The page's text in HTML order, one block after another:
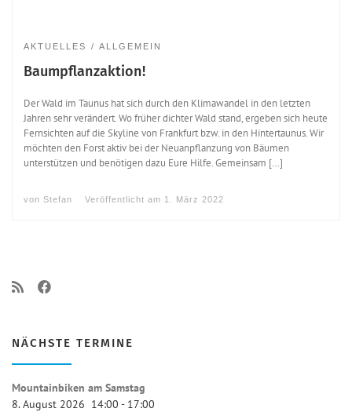
AKTUELLES ALLGEMEIN
Baumpflanzaktion!
Der Wald im Taunus hat sich durch den Klimawandel in den letzten
Jahren sehr verändert. Wo früher dichter Wald stand, ergeben sich heute
Fernsichten auf die Skyline von Frankfurt bzw. in den Hintertaunus. Wir
möchten den Forst aktiv bei der Neuanpflanzung von Bäumen
unterstützen und benötigen dazu Eure Hilfe. Gemeinsam […]
von Stefan Veröffentlicht am 1. März 2022
NÄCHSTE TERMINE
Mountainbiken am Samstag
8. August 2026 14:00 - 17:00